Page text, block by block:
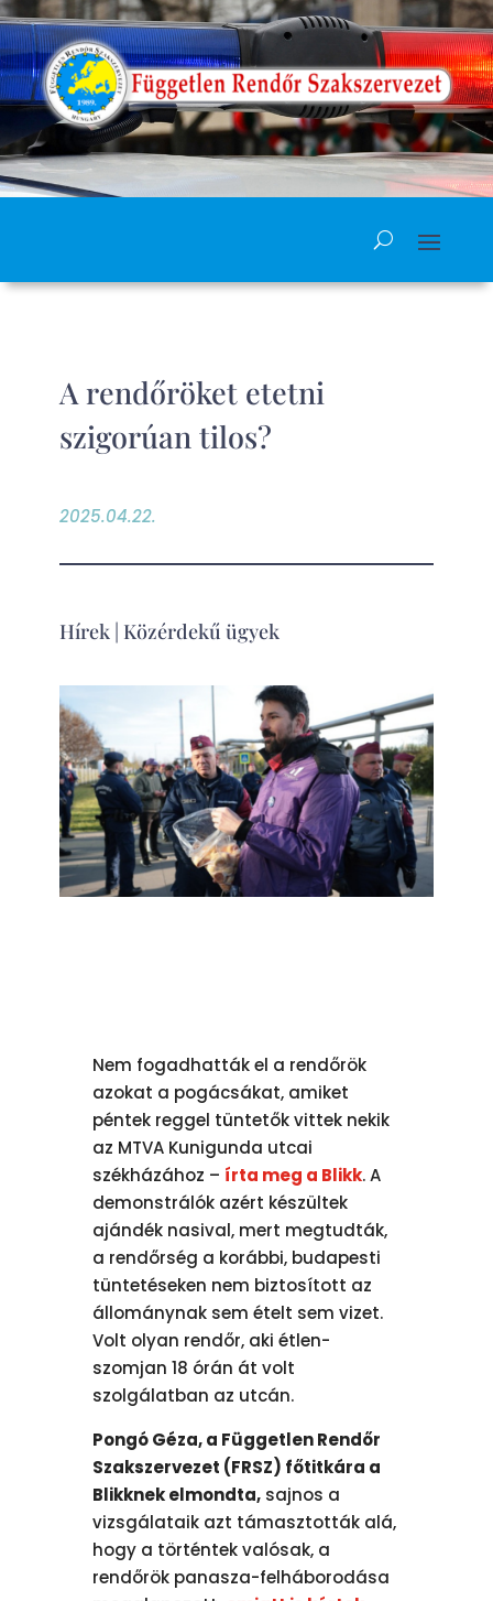
A rendőröket etetni
szigorúan tilos?
2025.04.22.
Hírek| Közérdekű ügyek
Nem fogadhatták el a rendőrök
azokat a pogácsákat, amiket
péntek reggel tüntetők vittek nekik
az MTVA Kunigunda utcai
székházához – írta meg a Blikk. A
demonstrálók azért készültek
ajándék nasival, mert megtudták,
a rendőrség a korábbi, budapesti
tüntetéseken nem biztosított az
állománynak sem ételt sem vizet.
Volt olyan rendőr, aki étlen-
szomjan 18 órán át volt
szolgálatban az utcán.
Pongó Géza, a Független Rendőr
Szakszervezet (FRSZ) főtitkára a
Blikknek elmondta, sajnos a
vizsgálataik azt támasztották alá,
hogy a történtek valósak, a
rendőrök panasza-felháborodása